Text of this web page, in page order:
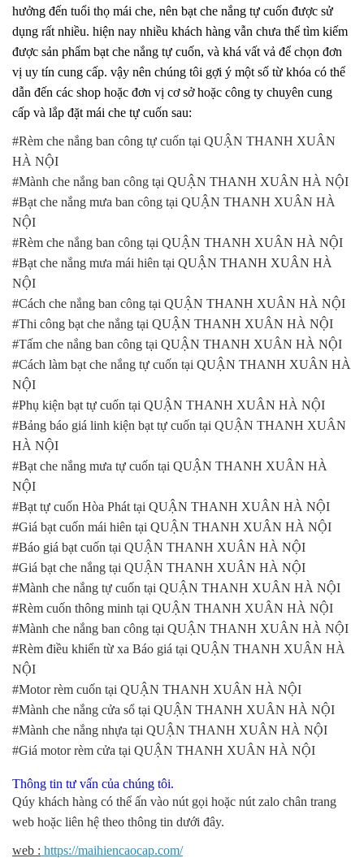
hưởng đến tuổi thọ mái che, nên bạt che nắng tự cuốn được sử
dụng rất nhiều. hiện nay nhiều khách hàng vẫn chưa thể tìm kiếm
được sản phẩm bạt che nắng tự cuốn, và khá vất vả để chọn đơn
vị uy tín cung cấp. vậy nên chúng tôi gợi ý một số từ khóa có thể
dẫn đến các shop hoặc đơn vị cơ sở hoặc công ty chuyên cung
cấp và lắp đặt mái che tự cuốn sau:
#Rèm che nắng ban công tự cuốn tại QUẬN THANH XUÂN
HÀ NỘI
#Mành che nắng ban công tại QUẬN THANH XUÂN HÀ NỘI
#Bạt che nắng mưa ban công tại QUẬN THANH XUÂN HÀ
NỘI
#Rèm che nắng ban công tại QUẬN THANH XUÂN HÀ NỘI
#Bạt che nắng mưa mái hiên tại QUẬN THANH XUÂN HÀ
NỘI
#Cách che nắng ban công tại QUẬN THANH XUÂN HÀ NỘI
#Thi công bạt che nắng tại QUẬN THANH XUÂN HÀ NỘI
#Tấm che nắng ban công tại QUẬN THANH XUÂN HÀ NỘI
#Cách làm bạt che nắng tự cuốn tại QUẬN THANH XUÂN HÀ
NỘI
#Phụ kiện bạt tự cuốn tại QUẬN THANH XUÂN HÀ NỘI
#Bảng báo giá linh kiện bạt tự cuốn tại QUẬN THANH XUÂN
HÀ NỘI
#Bạt che nắng mưa tự cuốn tại QUẬN THANH XUÂN HÀ
NỘI
#Bạt tự cuốn Hòa Phát tại QUẬN THANH XUÂN HÀ NỘI
#Giá bạt cuốn mái hiên tại QUẬN THANH XUÂN HÀ NỘI
#Báo giá bạt cuốn tại QUẬN THANH XUÂN HÀ NỘI
#Giá bạt che nắng tại QUẬN THANH XUÂN HÀ NỘI
#Mành che nắng tự cuốn tại QUẬN THANH XUÂN HÀ NỘI
#Rèm cuốn thông minh tại QUẬN THANH XUÂN HÀ NỘI
#Mành che nắng ban công tại QUẬN THANH XUÂN HÀ NỘI
#Rèm điều khiển từ xa Báo giá tại QUẬN THANH XUÂN HÀ
NỘI
#Motor rèm cuốn tại QUẬN THANH XUÂN HÀ NỘI
#Mành che nắng cửa sổ tại QUẬN THANH XUÂN HÀ NỘI
#Mành che nắng nhựa tại QUẬN THANH XUÂN HÀ NỘI
#Giá motor rèm cửa tại QUẬN THANH XUÂN HÀ NỘI
Thông tin tư vấn của chúng tôi.
Qúy khách hàng có thể ấn vào nút gọi hoặc nút zalo chân trang
web hoặc liên hệ theo thông tin dưới đây.
web : https://maihiencaocap.com/